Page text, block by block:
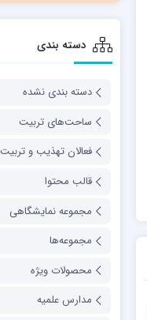
دسته بندی
دسته بندی نشده
ساحت‌های تربیت
فعالان تهذیب و تربیت
قالب محتوا
مجموعه نمایشگاهی
مجموعه‌ها
محصولات ویژه
مدارس علمیه